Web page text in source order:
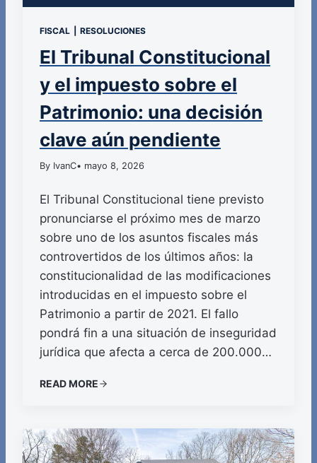
FISCAL RESOLUCIONES
El Tribunal Constitucional
y el impuesto sobre el
Patrimonio: una decisión
clave aún pendiente
By IvanC• mayo 8, 2026
El Tribunal Constitucional tiene previsto
pronunciarse el próximo mes de marzo
sobre uno de los asuntos fiscales más
controvertidos de los últimos años: la
constitucionalidad de las modificaciones
introducidas en el impuesto sobre el
Patrimonio a partir de 2021. El fallo
pondrá fin a una situación de inseguridad
jurídica que afecta a cerca de 200.000…
READ MORE